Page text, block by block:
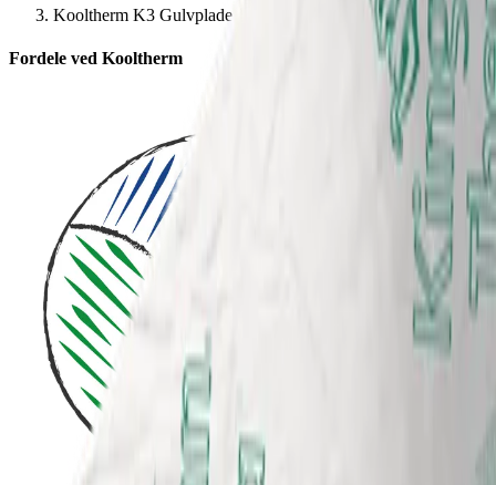
Kooltherm K3 Gulvplade
Fordele ved Kooltherm